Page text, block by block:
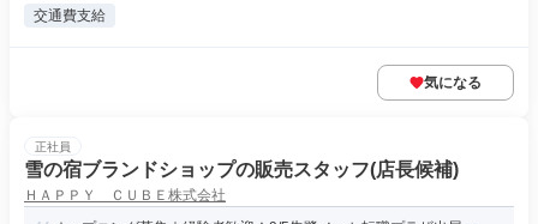
交通費支給
気になる
正社員
雪の宿ブランドショップの販売スタッフ(店長候補)
ＨＡＰＰＹ ＣＵＢＥ株式会社